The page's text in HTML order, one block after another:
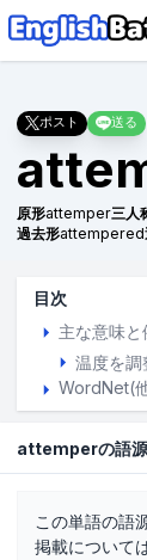
ポスト 送る
原形attemper三人
過去形attempered
目次
主な意味と
温度を調
WordNet(
attemperの語源
この単語の語
掲載について